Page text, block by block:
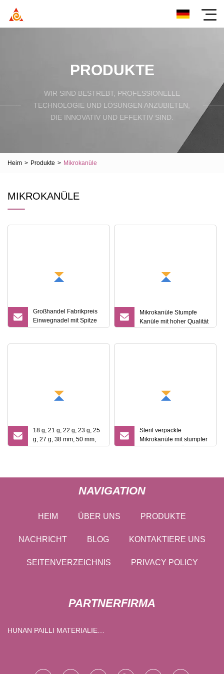
PRODUKTE
WIR SIND BESTREBT, PROFESSIONELLE
TECHNOLOGIE UND LÖSUNGEN ANZUBIETEN,
DIE INNOVATIV UND EFFEKTIV SIND.
Heim > Produkte > Mikrokanüle
MIKROKANÜLE
Großhandel Fabrikpreis
Einwegnadel mit Spitze
18g 20g 25g 30g 30mm
Mikrokanüle Stumpfe
Kanüle mit hoher Qualität
18 g, 21 g, 22 g, 23 g, 25
g, 27 g, 38 mm, 50 mm,
medizinische Nadel mit
Steril verpackte
Mikrokanüle mit stumpfer
Spitze für Hautfüller
NAVIGATION
HEIM ÜBER UNS PRODUKTE
NACHRICHT BLOG KONTAKTIERE UNS
SEITENVERZEICHNIS PRIVACY POLICY
PARTNERFIRMA
HUNAN PAILLI MATERIALIEN